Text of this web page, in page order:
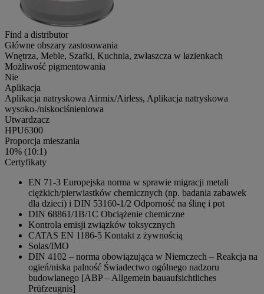
Find a distributor
Główne obszary zastosowania
Wnętrza, Meble, Szafki, Kuchnia, zwłaszcza w łazienkach
Możliwość pigmentowania
Nie
Aplikacja
Aplikacja natryskowa Airmix/Airless, Aplikacja natryskowa
wysoko-/niskociśnieniowa
Utwardzacz
HPU6300
Proporcja mieszania
10% (10:1)
Certyfikaty
EN 71-3 Europejska norma w sprawie migracji metali
ciężkich/pierwiastków chemicznych (np. badania zabawek
dla dzieci) i DIN 53160-1/2 Odporność na ślinę i pot
DIN 68861/1B/1C Obciążenie chemiczne
Kontrola emisji związków toksycznych
CATAS EN 1186-5 Kontakt z żywnością
Solas/IMO
DIN 4102 – norma obowiązująca w Niemczech – Reakcja na
ogień/niska palność Świadectwo ogólnego nadzoru
budowlanego [ABP – Allgemein bauaufsichtliches
Prüfzeugnis]